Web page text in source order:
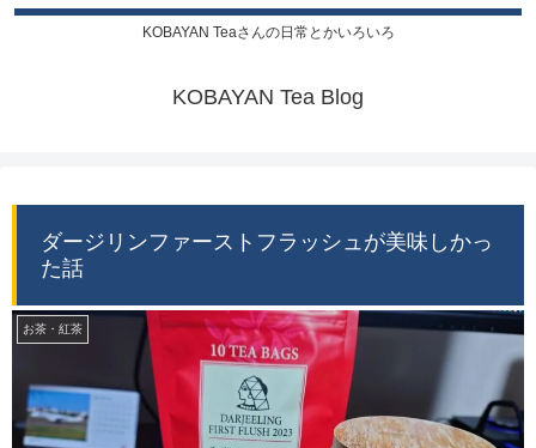
KOBAYAN Teaさんの日常とかいろいろ
KOBAYAN Tea Blog
ダージリンファーストフラッシュが美味しかっ
た話
お茶・紅茶